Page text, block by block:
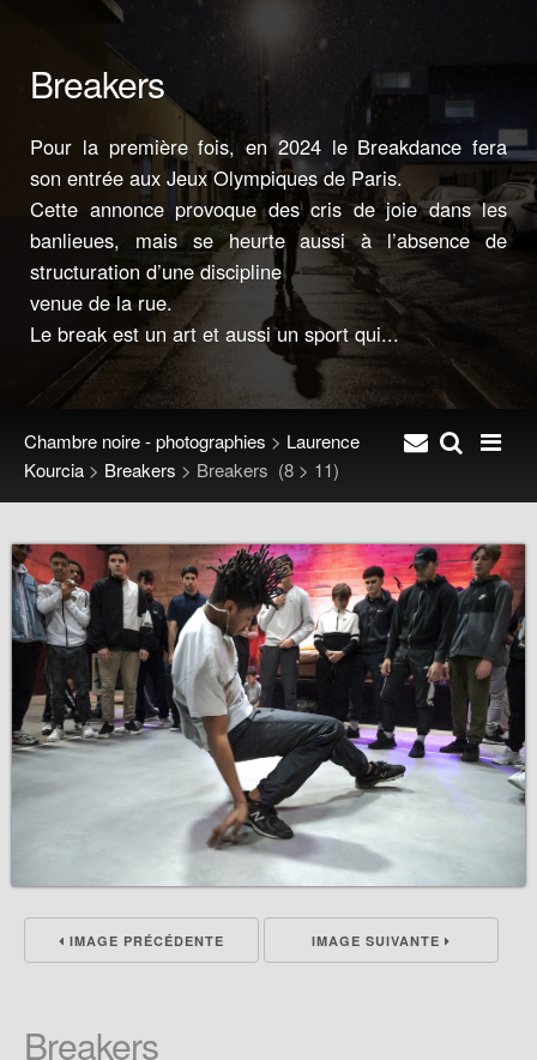
Breakers
Pour la première fois, en 2024 le Breakdance fera
son entrée aux Jeux Olympiques de Paris.
Cette annonce provoque des cris de joie dans les
banlieues, mais se heurte aussi à l’absence de
structuration d’une discipline
venue de la rue.
Le break est un art et aussi un sport qui...
Chambre noire - photographies > Laurence
Kourcia > Breakers > Breakers (8 > 11)
IMAGE PRÉCÉDENTE IMAGE SUIVANTE
Breakers